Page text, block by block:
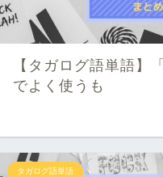
【タガログ語単語】
でよく使うも
タガログ語単語